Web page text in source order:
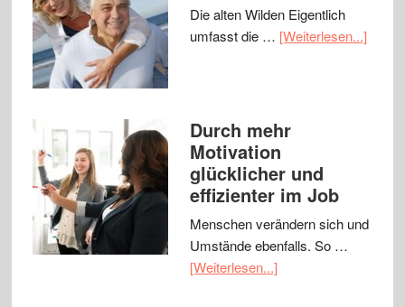
Die alten Wilden Eigentlich
umfasst die … [Weiterlesen...]
Durch mehr
Motivation
glücklicher und
effizienter im Job
Menschen verändern sich und
Umstände ebenfalls. So …
[Weiterlesen...]